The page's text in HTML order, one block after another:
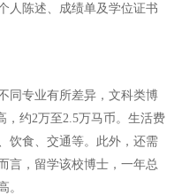
人陈述、成绩单及学位证书
同专业有所差异，文科类博
，约2万至2.5万马币。生活费
饮食、交通等。此外，还需
言，留学该校博士，一年总
。